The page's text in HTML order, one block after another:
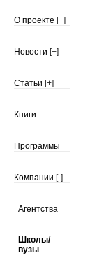
О проекте [+]
Новости [+]
Статьи [+]
Книги
Программы
Компании [-]
Агентства
Школы/
вузы